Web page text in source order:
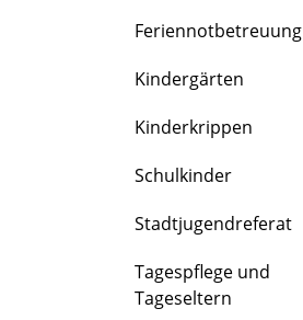
Feriennotbetreuung
Kindergärten
Kinderkrippen
Schulkinder
Stadtjugendreferat
Tagespflege und
Tageseltern